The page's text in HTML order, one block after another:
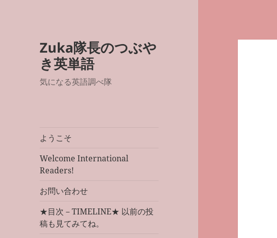
Zuka隊長のつぶや
き英単語
気になる英語調べ隊
ようこそ
Welcome International
Readers!
お問い合わせ
★目次－TIMELINE★ 以前の投
稿も見てみてね。